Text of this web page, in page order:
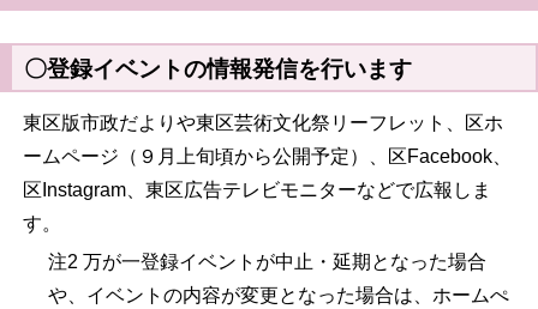
〇登録イベントの情報発信を行います
東区版市政だよりや東区芸術文化祭リーフレット、区ホ
ームページ（９月上旬頃から公開予定）、区Facebook、
区Instagram、東区広告テレビモニターなどで広報しま
す。
注2 万が一登録イベントが中止・延期となった場合
や、イベントの内容が変更となった場合は、ホームぺ